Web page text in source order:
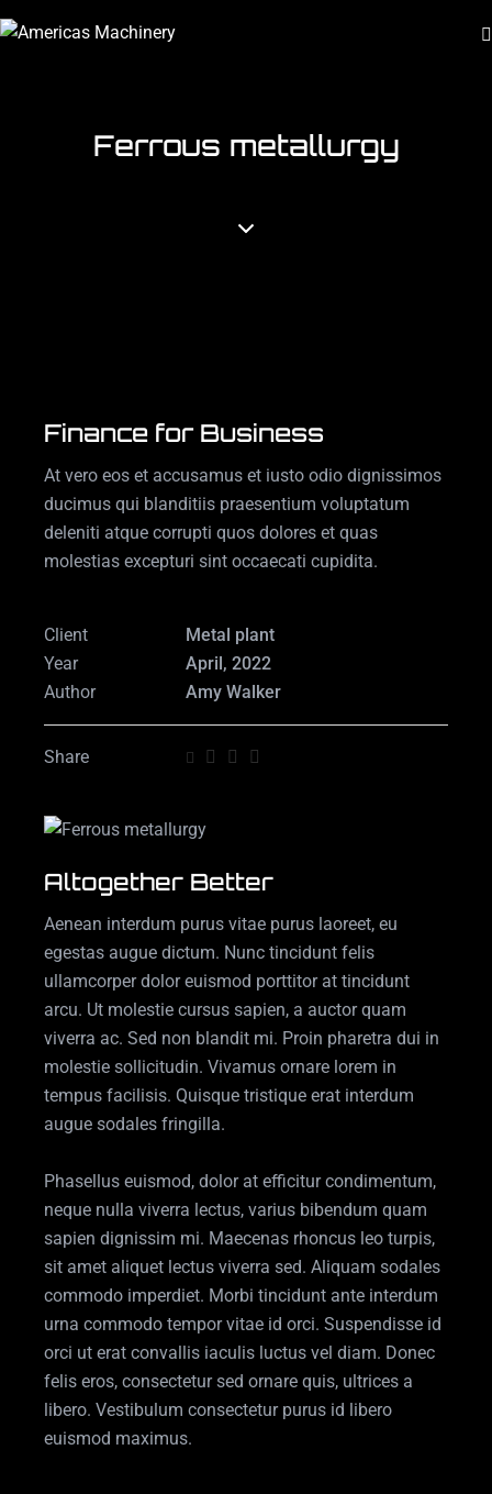
Ferrous metallurgy
Altogether Better
Aenean interdum purus vitae purus laoreet, eu
egestas augue dictum. Nunc tincidunt felis
ullamcorper dolor euismod porttitor at tincidunt
arcu. Ut molestie cursus sapien, a auctor quam
viverra ac. Sed non blandit mi. Proin pharetra dui in
molestie sollicitudin. Vivamus ornare lorem in
tempus facilisis. Quisque tristique erat interdum
augue sodales fringilla.
Phasellus euismod, dolor at efficitur condimentum,
neque nulla viverra lectus, varius bibendum quam
sapien dignissim mi. Maecenas rhoncus leo turpis,
sit amet aliquet lectus viverra sed. Aliquam sodales
commodo imperdiet. Morbi tincidunt ante interdum
urna commodo tempor vitae id orci. Suspendisse id
orci ut erat convallis iaculis luctus vel diam. Donec
felis eros, consectetur sed ornare quis, ultrices a
libero. Vestibulum consectetur purus id libero
euismod maximus.
Finance for Business
At vero eos et accusamus et iusto odio dignissimos
ducimus qui blanditiis praesentium voluptatum
deleniti atque corrupti quos dolores et quas
molestias excepturi sint occaecati cupidita.
Client
Metal plant
Year
April, 2022
Author
Amy Walker
Share